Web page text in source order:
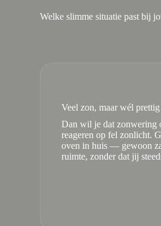
Welke slimme situatie past bij
Veel zon, maar wél
Dan wil je dat zonwering
reageren op fel zonlicht.
oven in huis — gewoon
ruimte, zonder dat jij